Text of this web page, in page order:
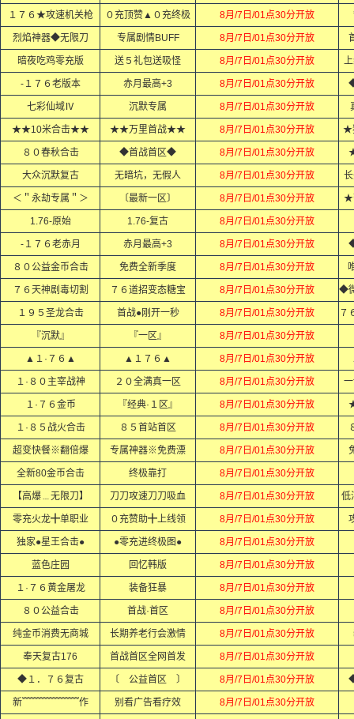
１７６★攻速机关枪 ０充顶赞▲０充终极 8月/7日/01点30分开放
烈焰神器◆无限刀 专属剧情BUFF 8月/7日/01点30分开放
暗夜吃鸡零充版 送５礼包送吸怪 8月/7日/01点30分开放
-１７６老版本 赤月最高+3 8月/7日/01点30分开放
七彩仙域Ⅳ 沉默专属 8月/7日/01点30分开放
★★10米合击★★ ★★万里首战★★ 8月/7日/01点30分开放 ★
８０春秋合击 ◆首战首区◆ 8月/7日/01点30分开放
大众沉默复古 无暗坑，无假人 8月/7日/01点30分开放
＜＂永劫专属＂＞ 〔最新一区〕 8月/7日/01点30分开放 ★
1.76-原始 1.76-复古 8月/7日/01点30分开放
-１７６老赤月 赤月最高+3 8月/7日/01点30分开放
８０公益金币合击 免费全新季度 8月/7日/01点30分开放
７６天神剧毒切割 ７６道招变态糖宝 8月/7日/01点30分开放
１９５圣龙合击 首战●刚开一秒 8月/7日/01点30分开放
『沉默』 『一区』 8月/7日/01点30分开放
▲１·７６▲ ▲１７６▲ 8月/7日/01点30分开放
１·８０主宰战神 ２０全满真一区 8月/7日/01点30分开放
１·７６金币 『经典·１区』 8月/7日/01点30分开放
１·８５战火合击 ８５首站首区 8月/7日/01点30分开放
超变快餐※翻倍爆 专属神器※免费漂 8月/7日/01点30分开放
全新80金币合击 终极靠打 8月/7日/01点30分开放
【高爆﹍无限刀】 刀刀攻速刀刀吸血 8月/7日/01点30分开放 低
零充火龙╋单职业 ０充赞助╋上线领 8月/7日/01点30分开放
独家●星王合击● ●零充进终极图● 8月/7日/01点30分开放
蓝色庄园 回忆韩版 8月/7日/01点30分开放
１·７６黄金屠龙 装备狂暴 8月/7日/01点30分开放
８０公益合击 首战·首区 8月/7日/01点30分开放
纯金币消费无商城 长期养老行会激情 8月/7日/01点30分开放
奉天复古176 首战首区全网首发 8月/7日/01点30分开放
◆１．７６复古 〔 公益首区 〕 8月/7日/01点30分开放
新﹌﹌﹌﹌﹌﹌作 别看广告看疗效 8月/7日/01点30分开放